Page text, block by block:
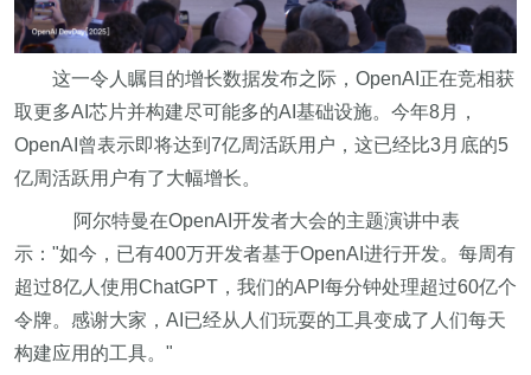
这一令人瞩目的增长数据发布之际，OpenAI正在竞相获
取更多AI芯片并构建尽可能多的AI基础设施。今年8月，
OpenAI曾表示即将达到7亿周活跃用户，这已经比3月底的5
亿周活跃用户有了大幅增长。
阿尔特曼在OpenAI开发者大会的主题演讲中表
示："如今，已有400万开发者基于OpenAI进行开发。每周有
超过8亿人使用ChatGPT，我们的API每分钟处理超过60亿个
令牌。感谢大家，AI已经从人们玩耍的工具变成了人们每天
构建应用的工具。"